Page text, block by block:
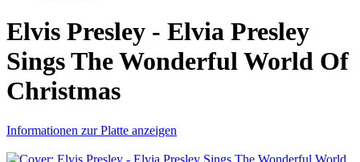
Elvis Presley - Elvia Presley
Sings The Wonderful World Of
Christmas
Informationen zur Platte anzeigen